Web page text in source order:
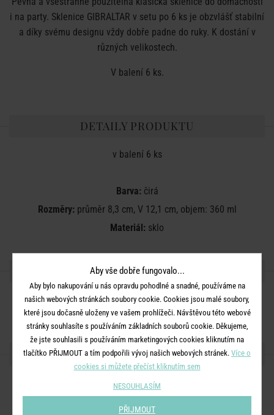
i na party. Sklenice GIBRALTAR v setu po 6 ks je obzvlášť stabilní
a díky svému designu vždy dobře padne do ruky. K dostání v
různých velikostech.
V balení 6 ks.
DETAILY PRODUKTU
v balení 6 ks
Barva:čirá
Rozměry:průměr 8,3 cm, V 12,1 cm, objem: 360 ml
Materiál: sklo
SDÍLEJTE S PŘÁTELI
DALŠÍ PRODUKTY ZE SÉRIE
Aby vše dobře fungovalo...
Aby bylo nakupování u nás opravdu pohodlné a snadné, používáme na
našich webových stránkách soubory cookie. Cookies jsou malé soubory,
které jsou dočasně uloženy ve vašem prohlížeči. Návštěvou této webové
stránky souhlasíte s používáním základních souborů cookie. Děkujeme,
že jste souhlasili s používáním marketingových cookies kliknutím na
tlačítko PŘIJMOUT a tím podpořili vývoj našich webových stránek. Více o
cookies si můžete přečíst kliknutím sem
NESOUHLASÍM
PŘIJMOUT